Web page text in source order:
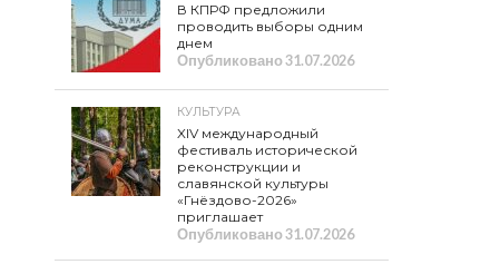
В КПРФ предложили
проводить выборы одним
днем
Опубликовано31.07.2026
КУЛЬТУРА
XIV международный
фестиваль исторической
реконструкции и
славянской культуры
«Гнёздово-2026»
приглашает
Опубликовано31.07.2026